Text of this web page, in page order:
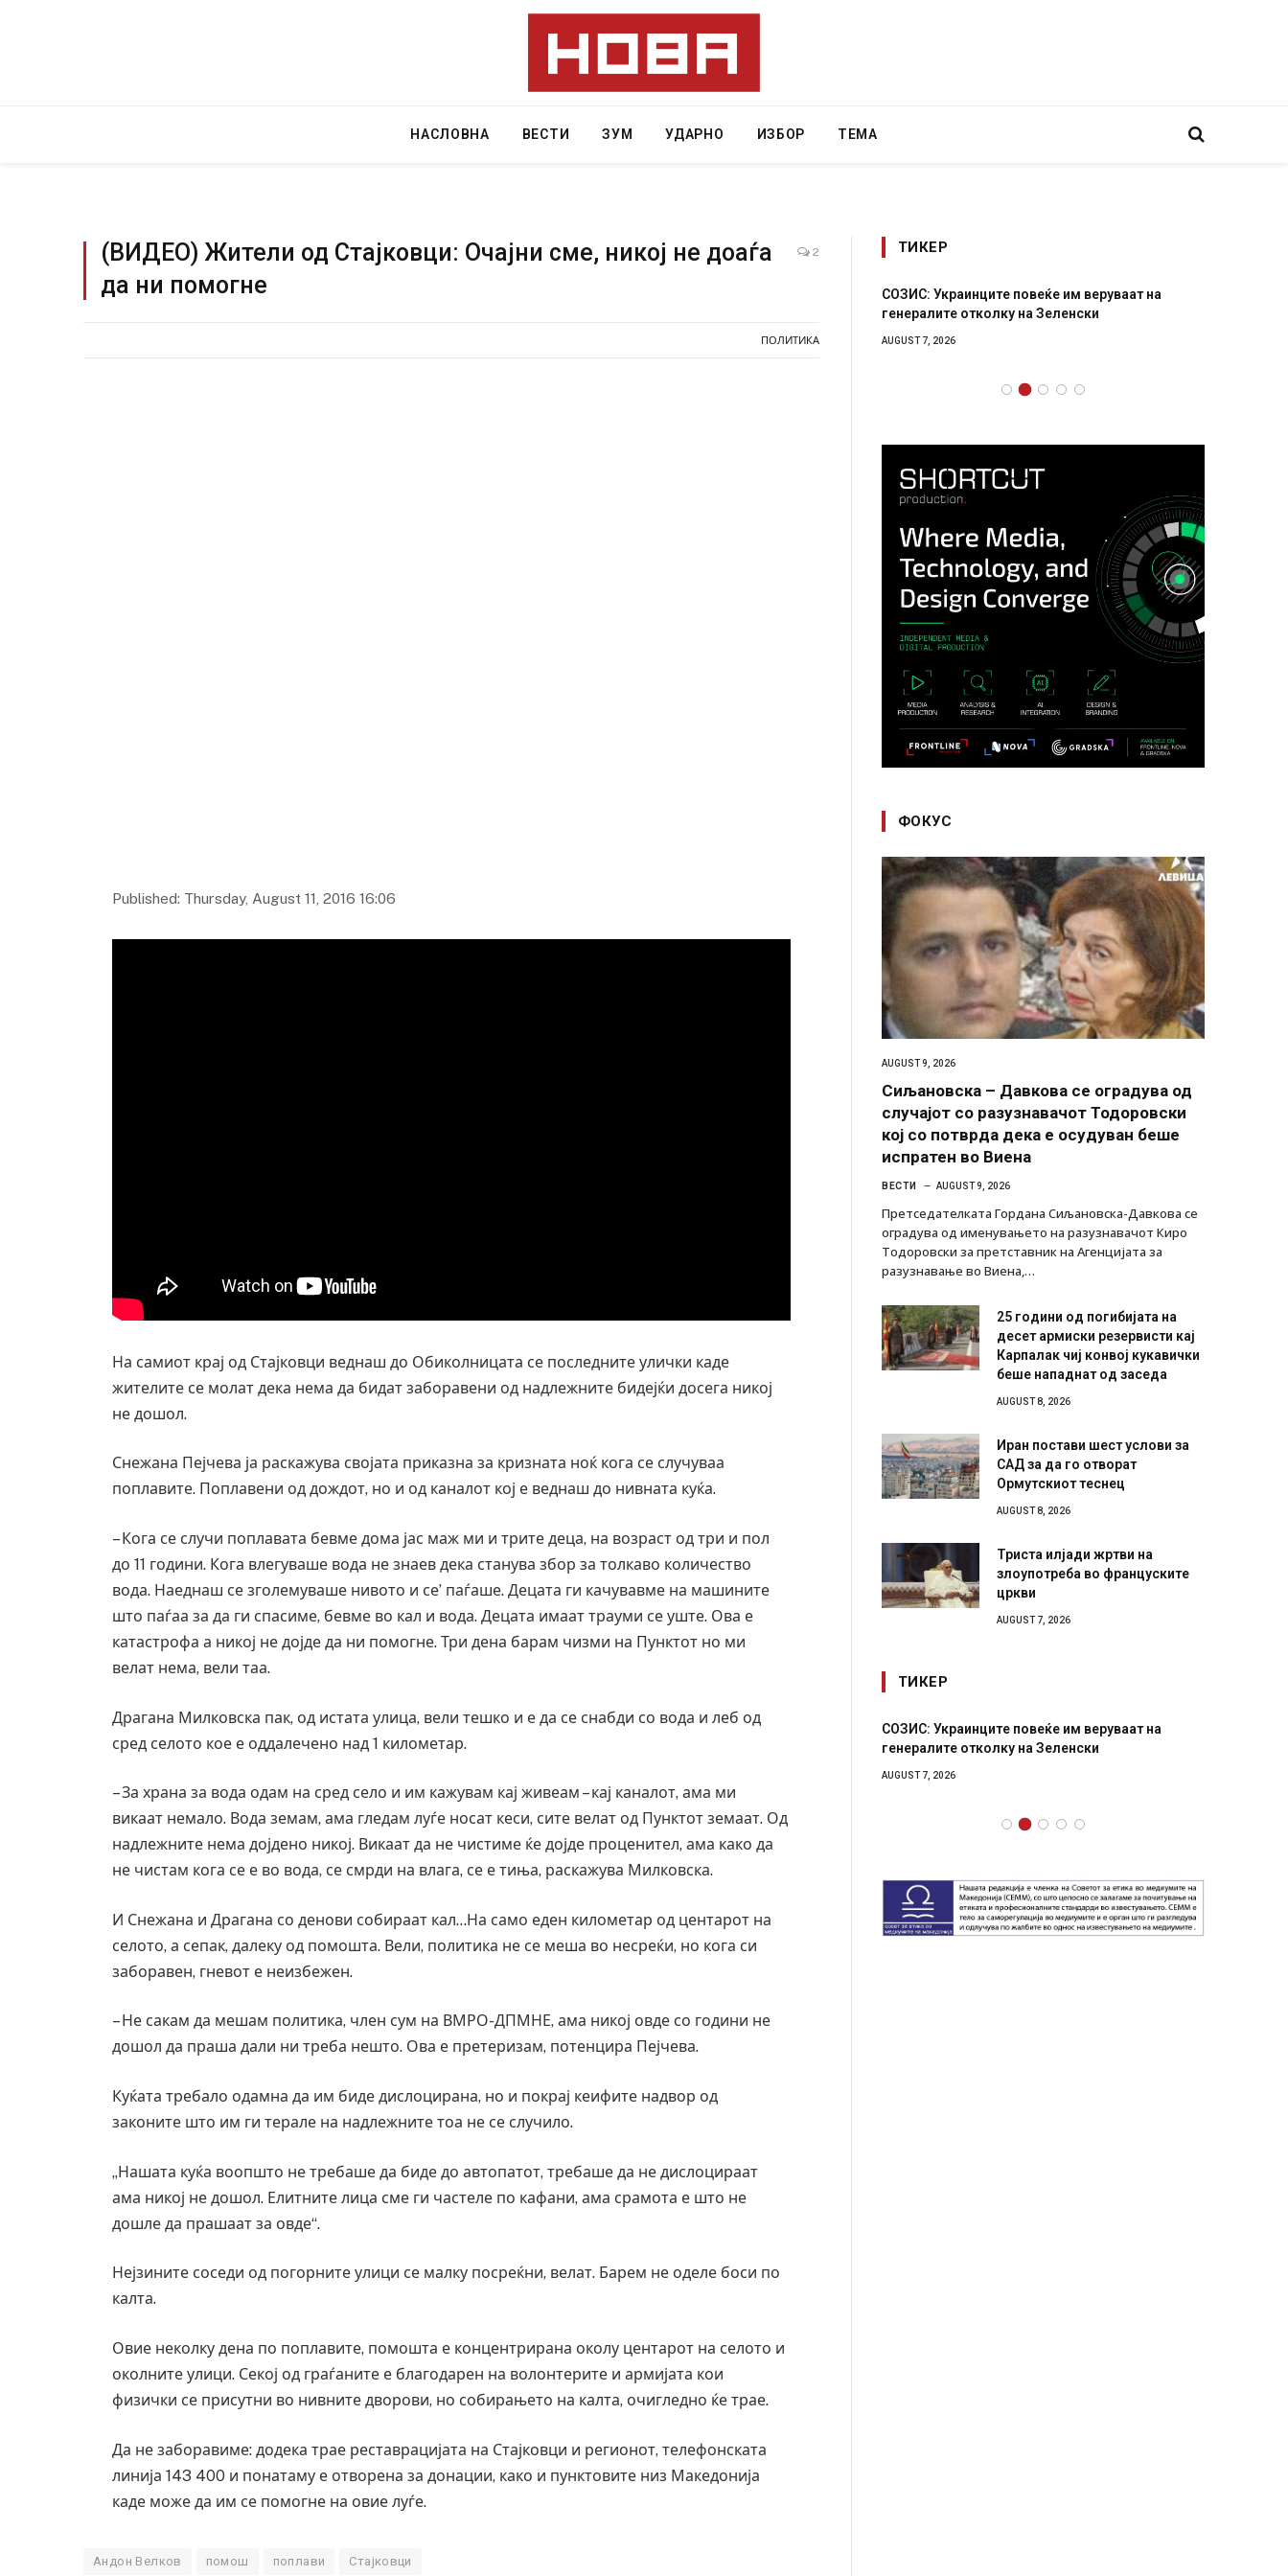
НАСЛОВНА ВЕСТИ ЗУМ УДАРНО ИЗБОР ТЕМА
(ВИДЕО) Жители од Стајковци: Очајни сме, никој не доаѓа
да ни помогне
2
ПОЛИТИКА
Published: Thursday, August 11, 2016 16:06
На самиот крај од Стајковци веднаш до Обиколницата се последните улички каде
жителите се молат дека нема да бидат заборавени од надлежните бидејќи досега никој
не дошол.
Снежана Пејчева ја раскажува својата приказна за кризната ноќ кога се случуваа
поплавите. Поплавени од дождот, но и од каналот кој е веднаш до нивната куќа.
– Кога се случи поплавата бевме дома јас маж ми и трите деца, на возраст од три и пол
до 11 години. Кога влегуваше вода не знаев дека станува збор за толкаво количество
вода. Наеднаш се зголемуваше нивото и се’ паѓаше. Децата ги качувавме на машините
што паѓаа за да ги спасиме, бевме во кал и вода. Децата имаат трауми се уште. Ова е
катастрофа а никој не дојде да ни помогне. Три дена барам чизми на Пунктот но ми
велат нема, вели таа.
Драгана Милковска пак, од истата улица, вели тешко и е да се снабди со вода и леб од
сред селото кое е оддалечено над 1 километар.
– За храна за вода одам на сред село и им кажувам кај живеам – кај каналот, ама ми
викаат немало. Вода земам, ама гледам луѓе носат кеси, сите велат од Пунктот земаат. Од
надлежните нема дојдено никој. Викаат да не чистиме ќе дојде проценител, ама како да
не чистам кога се е во вода, се смрди на влага, се е тиња, раскажува Милковска.
И Снежана и Драгана со денови собираат кал…На само еден километар од центарот на
селото, а сепак, далеку од помошта. Вели, политика не се меша во несреќи, но кога си
заборавен, гневот е неизбежен.
– Не сакам да мешам политика, член сум на ВМРО-ДПМНЕ, ама никој овде со години не
дошол да праша дали ни треба нешто. Ова е претеризам, потенцира Пејчева.
Куќата требало одамна да им биде дислоцирана, но и покрај кеифите надвор од
законите што им ги терале на надлежните тоа не се случило.
„Нашата куќа воопшто не требаше да биде до автопатот, требаше да не дислоцираат
ама никој не дошол. Елитните лица сме ги частеле по кафани, ама срамота е што не
дошле да прашаат за овде“.
Нејзините соседи од погорните улици се малку посреќни, велат. Барем не оделе боси по
калта.
Овие неколку дена по поплавите, помошта е концентрирана околу центарот на селото и
околните улици. Секој од граѓаните е благодарен на волонтерите и армијата кои
физички се присутни во нивните дворови, но собирањето на калта, очигледно ќе трае.
Да не заборавиме: додека трае реставрацијата на Стајковци и регионот, телефонската
линија 143 400 и понатаму е отворена за донации, како и пунктовите низ Македонија
каде може да им се помогне на овие луѓе.
Андон Велков помош поплави Стајковци
ТИКЕР
Уште двајца починаа од повредите во ресторан
СОЗИС: Украинците повеќе им веруваат на
генералите отколку на Зеленски
AUGUST 7, 2026
ФОКУС
AUGUST 9, 2026
Сиљановска – Давкова се оградува од
случајот со разузнавачот Тодоровски
кој со потврда дека е осудуван беше
испратен во Виена
ВЕСТИ AUGUST 9, 2026
Претседателката Гордана Сиљановска-Давкова се
оградува од именувањето на разузнавачот Киро
Тодоровски за претставник на Агенцијата за
разузнавање во Виена,…
25 години од погибијата на
десет армиски резервисти кај
Карпалак чиј конвој кукавички
беше нападнат од заседа
AUGUST 8, 2026
Иран постави шест услови за
САД за да го отворат
Ормутскиот теснец
AUGUST 8, 2026
Триста илјади жртви на
злоупотреба во француските
цркви
AUGUST 7, 2026
ТИКЕР
Уште двајца починаа од повредите во ресторан
во главниот град на Русуија – експлозивот бил
AUGUST 2, 2026
Најмалку седум мртви во нападот врз училиште
СОЗИС: Украинците повеќе им веруваат на
генералите отколку на Зеленски
AUGUST 7, 2026